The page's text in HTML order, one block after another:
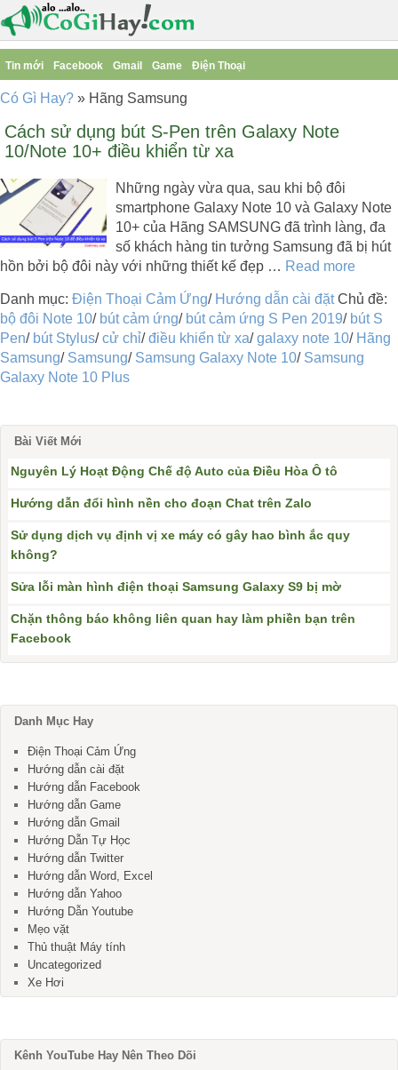
Tin mới Facebook Gmail Game Điện Thoại
Có Gì Hay? » Hãng Samsung
Cách sử dụng bút S-Pen trên Galaxy Note
10/Note 10+ điều khiển từ xa
Những ngày vừa qua, sau khi bộ đôi
smartphone Galaxy Note 10 và Galaxy Note
10+ của Hãng SAMSUNG đã trình làng, đa
số khách hàng tin tưởng Samsung đã bị hút
hồn bởi bộ đôi này với những thiết kế đẹp … Read more
Danh mục: Điện Thoại Cảm Ứng/ Hướng dẫn cài đặt Chủ đề:
bộ đôi Note 10/ bút cảm ứng/ bút cảm ứng S Pen 2019/ bút S
Pen/ bút Stylus/cử chỉ/điều khiển từ xa/galaxy note 10/ Hãng
Samsung/ Samsung/ Samsung Galaxy Note 10/ Samsung
Galaxy Note 10 Plus
Bài Viết Mới
Nguyên Lý Hoạt Động Chế độ Auto của Điều Hòa Ô tô
Hướng dẫn đổi hình nền cho đoạn Chat trên Zalo
Sử dụng dịch vụ định vị xe máy có gây hao bình ắc quy
không?
Sửa lỗi màn hình điện thoại Samsung Galaxy S9 bị mờ
Chặn thông báo không liên quan hay làm phiền bạn trên
Facebook
Danh Mục Hay
Điện Thoại Cảm Ứng
Hướng dẫn cài đặt
Hướng dẫn Facebook
Hướng dẫn Game
Hướng dẫn Gmail
Hướng Dẫn Tự Học
Hướng dẫn Twitter
Hướng dẫn Word, Excel
Hướng dẫn Yahoo
Hướng Dẫn Youtube
Mẹo vặt
Thủ thuật Máy tính
Uncategorized
Xe Hơi
Kênh YouTube Hay Nên Theo Dõi